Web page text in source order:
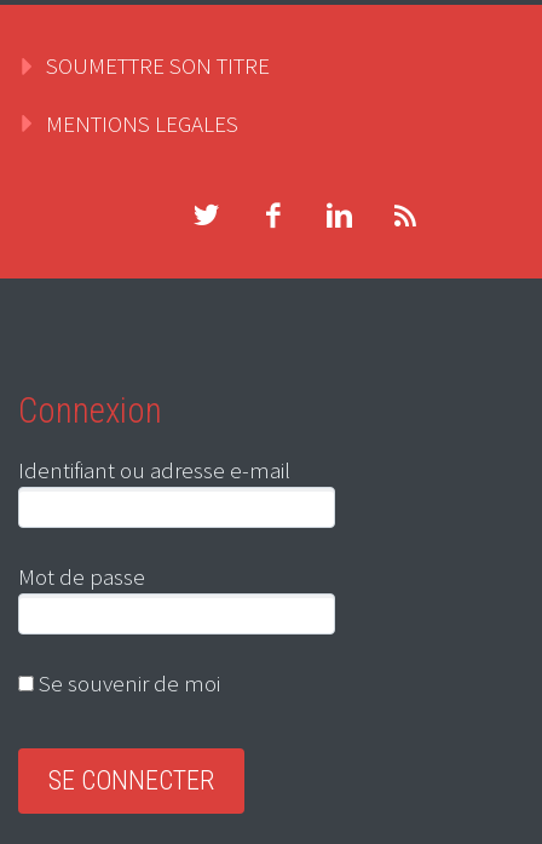
SOUMETTRE SON TITRE
MENTIONS LEGALES
Connexion
Identifiant ou adresse e-mail
Mot de passe
Se souvenir de moi